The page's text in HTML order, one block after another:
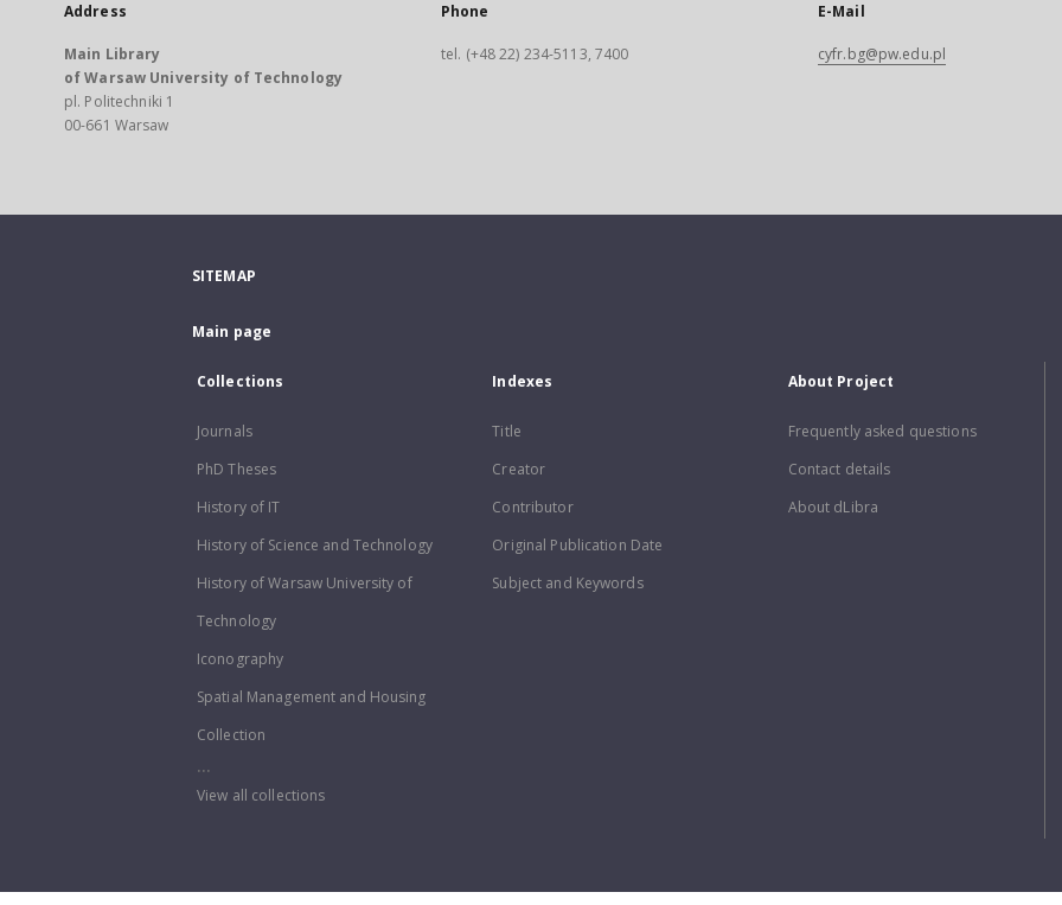
Address
Main Library
of Warsaw University of Technology
pl. Politechniki 1
00-661 Warsaw
Phone
tel. (+48 22) 234-5113, 7400
E-Mail
cyfr.bg@pw.edu.pl
SITEMAP
Main page
Collections
Journals
PhD Theses
History of IT
History of Science and Technology
History of Warsaw University of
Technology
Iconography
Spatial Management and Housing
Collection
...
View all collections
Indexes
Title
Creator
Contributor
Original Publication Date
Subject and Keywords
About Project
Frequently asked questions
Contact details
About dLibra